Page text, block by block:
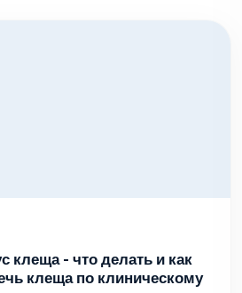
клеща - что делать и как
клеща по клиническому